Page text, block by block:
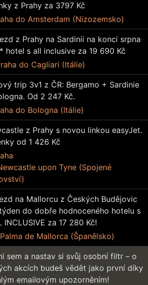
z Prahy za 3797 Kč
do Amsterdam (Nizozemsko)
z Prahy na Sardinii na konci srpna
hotel s all inclusive za 19 690 Kč
do Cagliari (Itálie)
trip 3v1 z ČR: Bergamo + Sardinie
Od 2 247 Kč.
do Bologna (Itálie)
z Prahy s novou linkou easyJet.
od 1 426 Kč
upon Tyne (Spojené
na Mallorcu z Českých Budějovic
do dobře hodnoceného hotelu s
INCLUSIVE za 17 280 Kč!
de Mallorca (Španělsko)
sem a nastav si svůj osobní filtr – o
akcích budeš vědět jako první díky
emailovým upozorněním!